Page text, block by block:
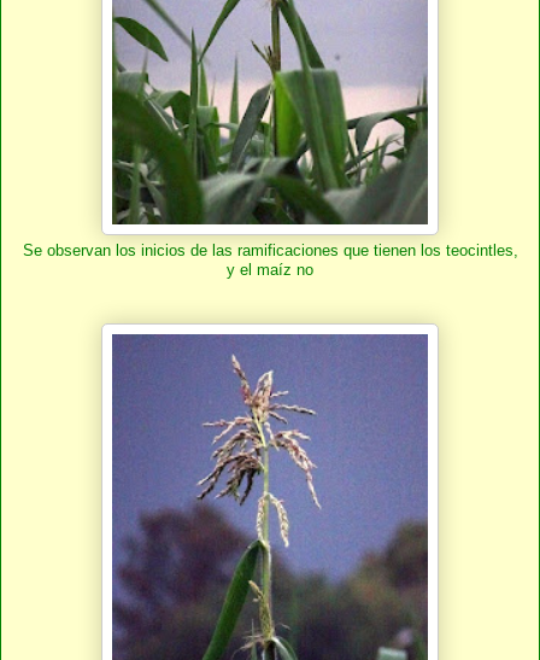
Se observan los inicios de las ramificaciones que tienen los teocintles,
y el maíz no